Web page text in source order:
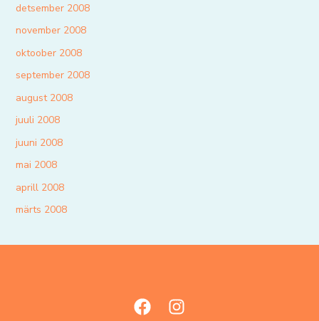
detsember 2008
november 2008
oktoober 2008
september 2008
august 2008
juuli 2008
juuni 2008
mai 2008
aprill 2008
märts 2008